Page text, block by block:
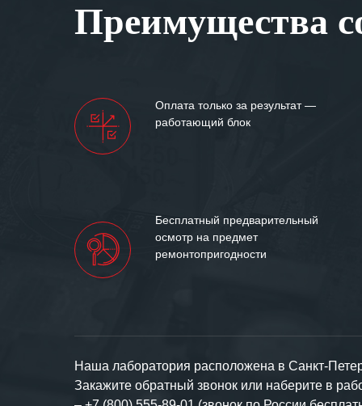
Мы высоко
«555» долгих
Преимущества
Оплата только за результат —
работающий блок
Бесплатный предварительный
осмотр на предмет
ремонтопригодности
Наша лаборатория расположена в Санкт-
Закажите обратный звонок или наберите в